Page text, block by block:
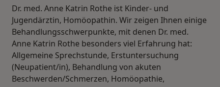
Dr. med. Anne Katrin Rothe ist Kinder- und
Jugendärztin, Homöopathin. Wir zeigen Ihnen einige
Behandlungsschwerpunkte, mit denen Dr. med.
Anne Katrin Rothe besonders viel Erfahrung hat:
Allgemeine Sprechstunde, Erstuntersuchung
(Neupatient/in), Behandlung von akuten
Beschwerden/Schmerzen, Homöopathie,